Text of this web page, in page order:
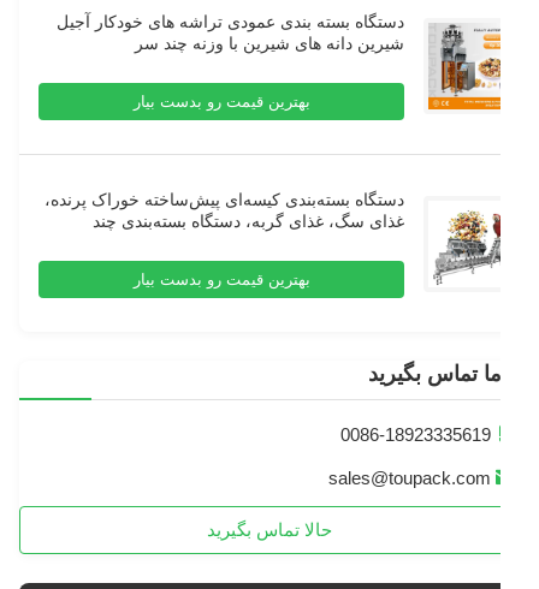
دستگاه بسته بندی عمودی تراشه های خودکار آجیل
شیرین دانه های شیرین با وزنه چند سر
بهترین قیمت رو بدست بیار
دستگاه بسته‌بندی کیسه‌ای پیش‌ساخته خوراک پرنده،
غذای سگ، غذای گربه، دستگاه بسته‌بندی چند
بهترین قیمت رو بدست بیار
ما تماس بگیرید
0086-18923335619
sales@toupack.com
حالا تماس بگیرید